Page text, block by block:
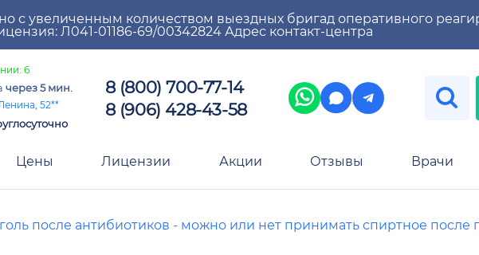
с увеличенным количеством выездных бригад оперативного
Л041-01186-69/00342824 Адрес контакт-центра
6
через 5 мин.
52**
8 (800) 700-77-14
8 (906) 428-43-58
Цены Лицензии Акции Отзывы Врачи
после антибиотиков - можно или нет принимать спиртное после